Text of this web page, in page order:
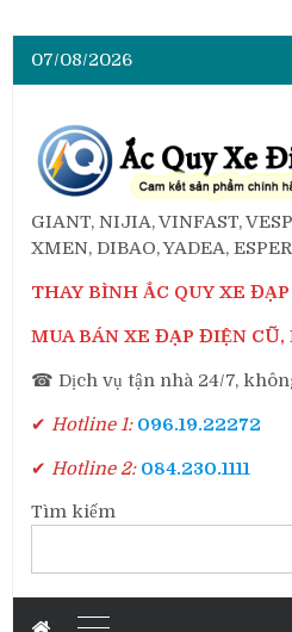
07/08/2026
GIANT, NIJIA, VINFAST,
XMEN, DIBAO, YADEA,
THAY BÌNH ẮC QUY XE
MUA BÁN XE ĐẠP ĐIỆN CŨ,
☎ Dịch vụ tận nhà 24/7,
✔ Hotline 1: 096.19.22272
✔ Hotline 2: 084.230.1111
Tìm kiếm